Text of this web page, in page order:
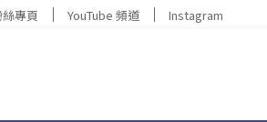
專頁 YouTube 頻道 Instagram